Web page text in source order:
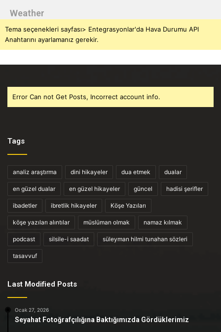
Weather
Tema seçenekleri sayfası> Entegrasyonlar'da Hava Durumu API
Anahtarını ayarlamanız gerekir.
Error Can not Get Posts, Incorrect account info.
Tags
analiz araştırma dini hikayeler dua etmek dualar
en güzel dualar en güzel hikayeler güncel hadisi şerifler
ibadetler ibretlik hikayeler Köşe Yazıları
köşe yazıları alıntılar müslüman olmak namaz kılmak
podcast silsile-i saadat süleyman hilmi tunahan sözleri
tasavvuf
Last Modified Posts
Ocak 27, 2026
Seyahat Fotoğrafçılığına Baktığımızda Gördüklerimiz